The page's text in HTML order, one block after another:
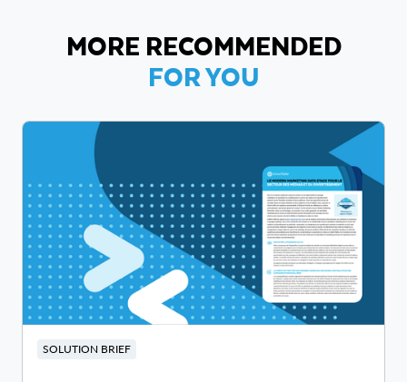
MORE RECOMMENDED
FOR YOU
SOLUTION BRIEF